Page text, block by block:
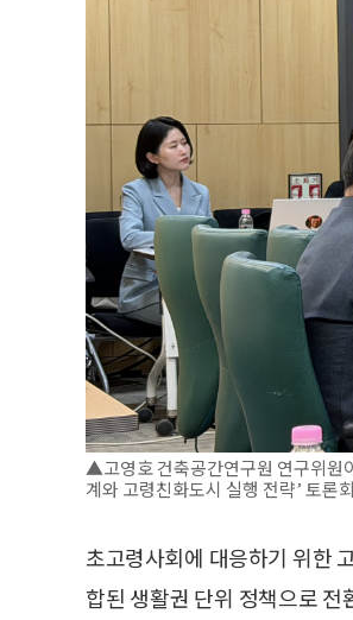
▲고영호 건축공간연구원 연구위원
계와 고령친화도시 실행 전략’ 토론
초고령사회에 대응하기 위한
합된 생활권 단위 정책으로